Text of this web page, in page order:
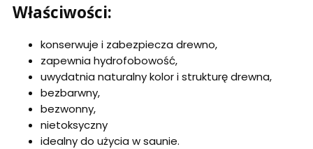
Właściwości:
konserwuje i zabezpiecza drewno,
zapewnia hydrofobowość,
uwydatnia naturalny kolor i strukturę drewna,
bezbarwny,
bezwonny,
nietoksyczny
idealny do użycia w saunie.